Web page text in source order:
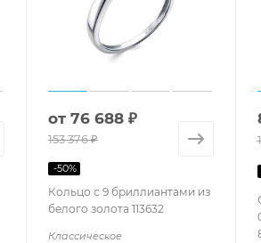
Кольцо с 9 бриллиантами из
белого золота 113632
Классическое
от 76 688 ₽
153 376 ₽
-50%